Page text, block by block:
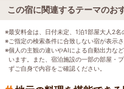
この宿に関連するテーマのお
※最安料金は、日付未定、1泊1部屋大人2名
※ご指定の検索条件に合致しない宿が表示
※個人の主観の違いやAIによる自動出力な
います。また、宿泊施設の一部の部屋・
ずご自身で内容をご確認ください。